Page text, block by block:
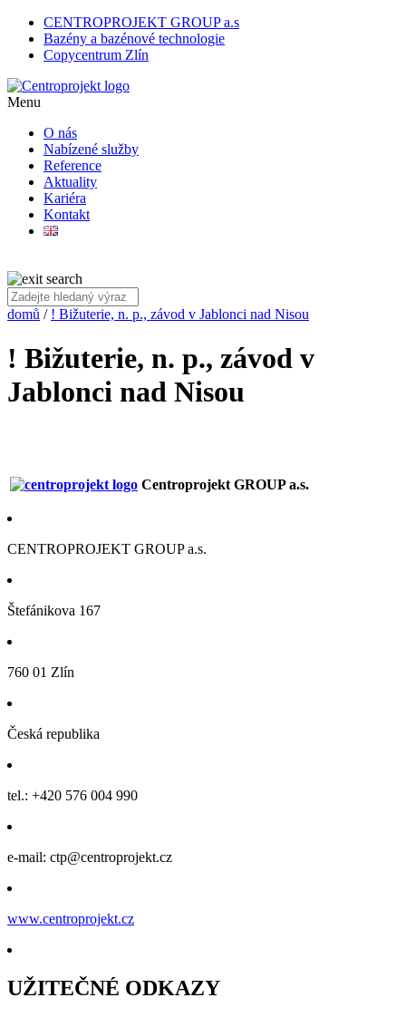
CENTROPROJEKT GROUP a.s
Bazény a bazénové technologie
Copycentrum Zlín
Menu
O nás
Nabízené služby
Reference
Aktuality
Kariéra
Kontakt
domů / ! Bižuterie, n. p., závod v Jablonci nad Nisou
! Bižuterie, n. p., závod v
Jablonci nad Nisou
Centroprojekt GROUP a.s.
CENTROPROJEKT GROUP a.s.
Štefánikova 167
760 01 Zlín
Česká republika
tel.: +420 576 004 990
e-mail: ctp@centroprojekt.cz
www.centroprojekt.cz
UŽITEČNÉ ODKAZY